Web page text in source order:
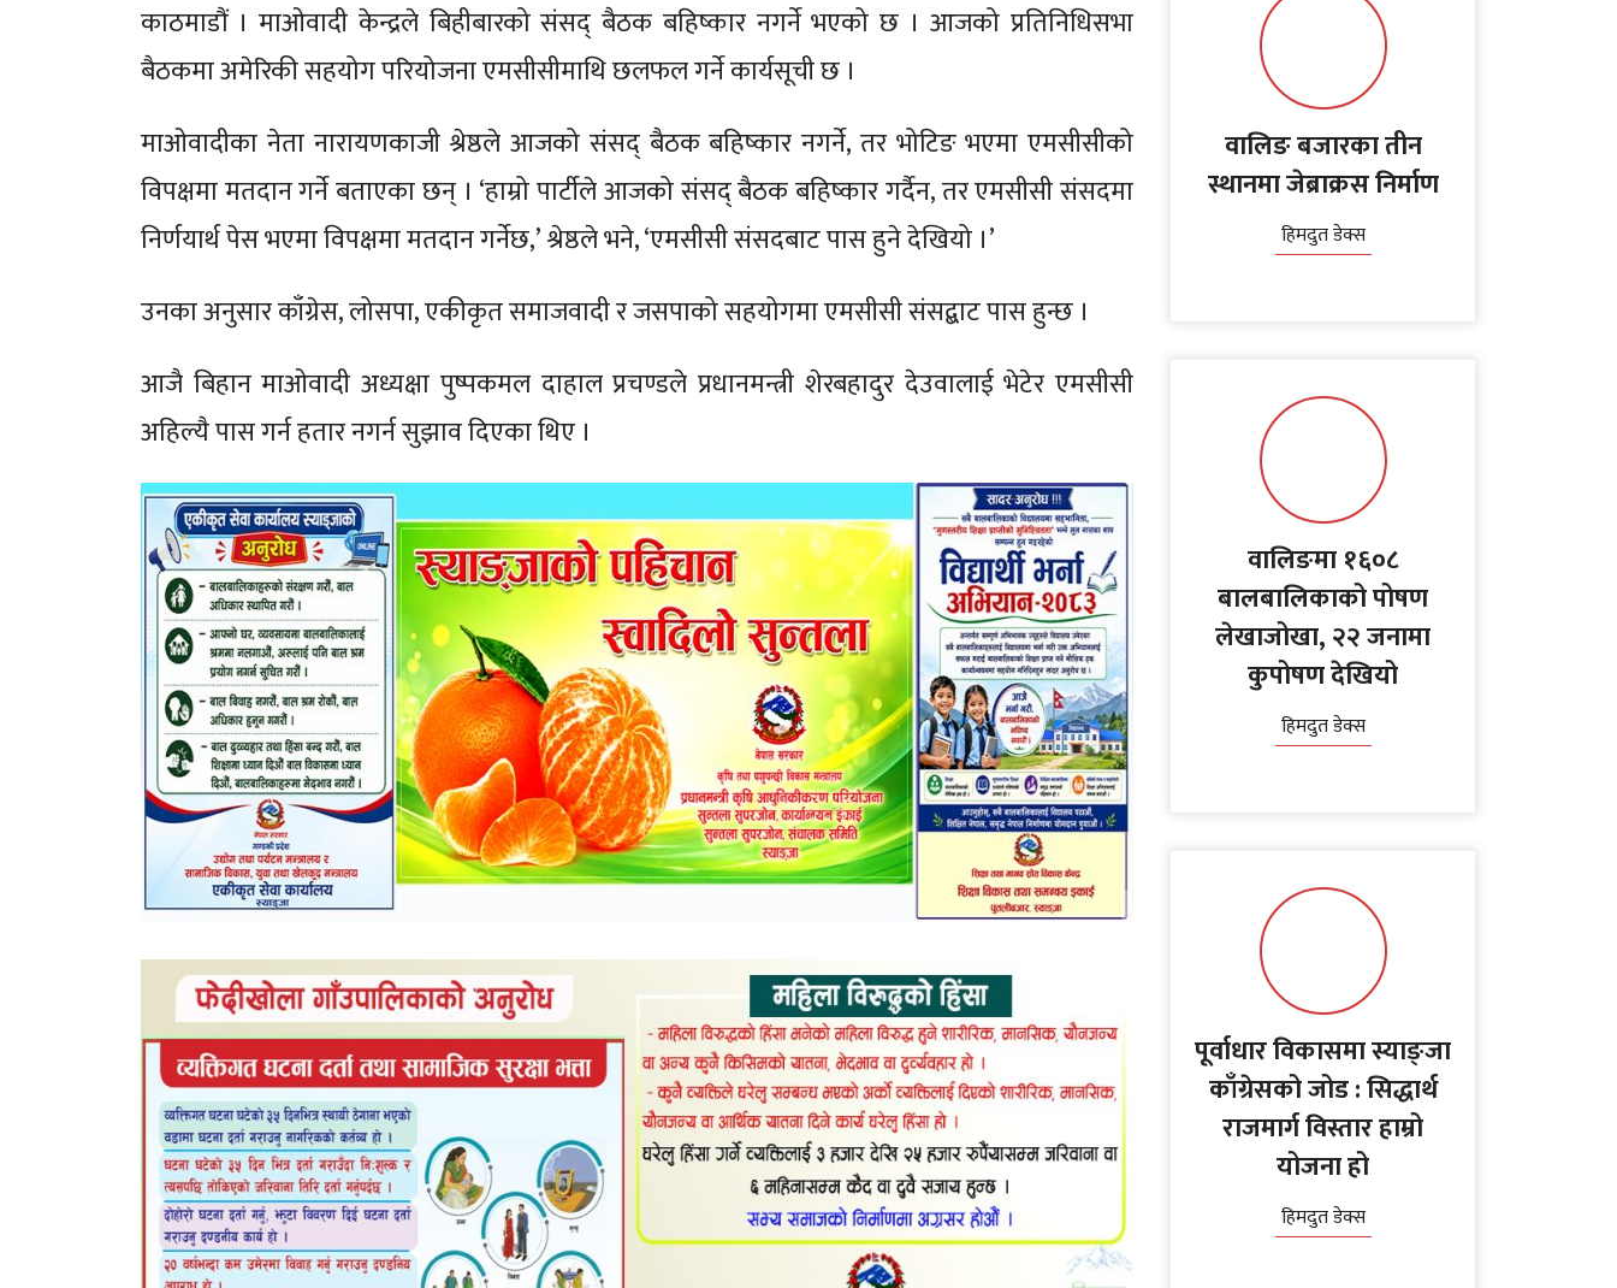
काठमाडौं । माओवादी केन्द्रले बिहीबारको संसद् बैठक बहिष्कार नगर्ने भएको छ । आजको प्रतिनिधिसभा
बैठकमा अमेरिकी सहयोग परियोजना एमसीसीमाथि छलफल गर्ने कार्यसूची छ ।
माओवादीका नेता नारायणकाजी श्रेष्ठले आजको संसद् बैठक बहिष्कार नगर्ने, तर भोटिङ भएमा एमसीसीको
विपक्षमा मतदान गर्ने बताएका छन् । ‘हाम्रो पार्टीले आजको संसद् बैठक बहिष्कार गर्दैन, तर एमसीसी संसदमा
निर्णयार्थ पेस भएमा विपक्षमा मतदान गर्नेछ,’ श्रेष्ठले भने, ‘एमसीसी संसदबाट पास हुने देखियो ।’
उनका अनुसार काँग्रेस, लोसपा, एकीकृत समाजवादी र जसपाको सहयोगमा एमसीसी संसद्बाट पास हुन्छ ।
आजै बिहान माओवादी अध्यक्षा पुष्पकमल दाहाल प्रचण्डले प्रधानमन्त्री शेरबहादुर देउवालाई भेटेर एमसीसी
अहिल्यै पास गर्न हतार नगर्न सुझाव दिएका थिए ।
वालिङ बजारका तीन
स्थानमा जेब्राक्रस निर्माण
हिमदुत डेक्स
वालिङमा १६०८
बालबालिकाको पोषण
लेखाजोखा, २२ जनामा
कुपोषण देखियो
हिमदुत डेक्स
पूर्वाधार विकासमा स्याङ्जा
काँग्रेसको जोड : सिद्धार्थ
राजमार्ग विस्तार हाम्रो
योजना हो
हिमदुत डेक्स